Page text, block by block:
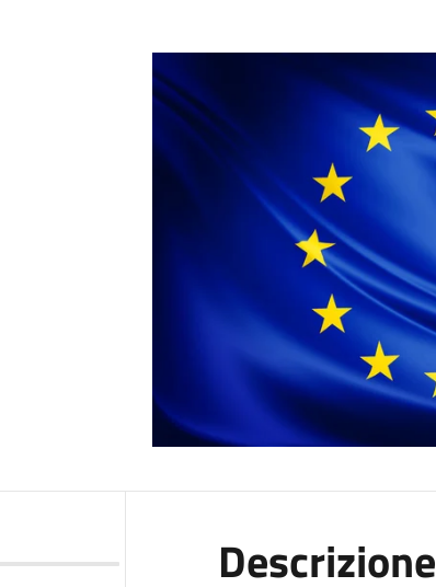
Descrizione